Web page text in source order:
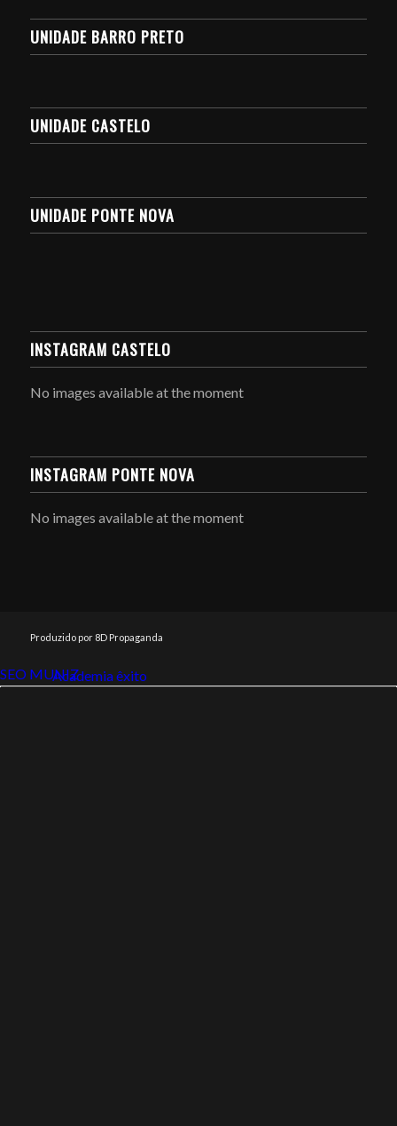
UNIDADE BARRO PRETO
UNIDADE CASTELO
UNIDADE PONTE NOVA
INSTAGRAM CASTELO
No images available at the moment
INSTAGRAM PONTE NOVA
No images available at the moment
Produzido por 8D Propaganda
SEO MUNIZ
Link112Academia êxito